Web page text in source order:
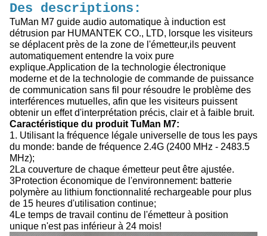
Des descriptions:
TuMan M7 guide audio automatique à induction est
détrusion par HUMANTEK CO., LTD, lorsque les visiteurs
se déplacent près de la zone de l'émetteur,ils peuvent
automatiquement entendre la voix pure
explique.Application de la technologie électronique
moderne et de la technologie de commande de puissance
de communication sans fil pour résoudre le problème des
interférences mutuelles, afin que les visiteurs puissent
obtenir un effet d'interprétation précis, clair et à faible bruit.
Caractéristique du produit TuMan M7:
1. Utilisant la fréquence légale universelle de tous les pays
du monde: bande de fréquence 2.4G (2400 MHz - 2483.5
MHz);
2La couverture de chaque émetteur peut être ajustée.
3Protection économique de l'environnement: batterie
polymère au lithium fonctionnalité rechargeable pour plus
de 15 heures d'utilisation continue;
4Le temps de travail continu de l'émetteur à position
unique n'est pas inférieur à 24 mois!